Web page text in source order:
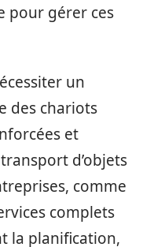
pour gérer ces
un
des chariots
et
d’objets
comme
complets
la planification,